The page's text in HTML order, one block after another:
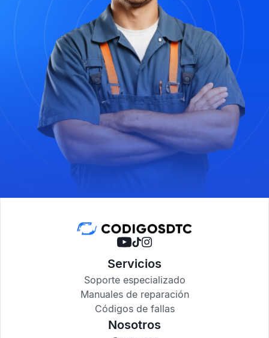
Servicios
Soporte especializado
Manuales de reparación
Códigos de fallas
Nosotros